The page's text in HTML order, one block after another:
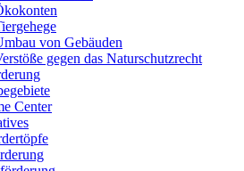
von Gebäuden
gegen das Naturschutzrecht
Center